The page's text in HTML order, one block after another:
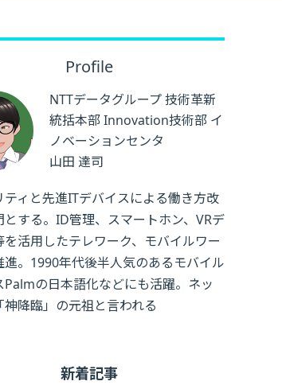
Profile
NTTデータグループ 技術革新
統括本部 Innovation技術部 イ
ノベーションセンタ
山田 達司
ティと先進ITデバイスによる働き方改
とする。ID管理、スマートホン、VRデ
を活用したテレワーク、モバイルワー
進。1990年代後半人気のあるモバイル
Palmの日本語化などにも活躍。ネッ
神降臨」の元祖と言われる
新着記事